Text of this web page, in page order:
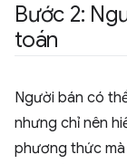
Bước 2:
toán
Người bán có
nhưng chỉ nên
phương thức